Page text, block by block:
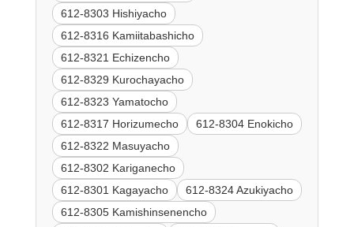
612-8303 Hishiyacho
612-8316 Kamiitabashicho
612-8321 Echizencho
612-8329 Kurochayacho
612-8323 Yamatocho
612-8317 Horizumecho
612-8304 Enokicho
612-8322 Masuyacho
612-8302 Kariganecho
612-8301 Kagayacho
612-8324 Azukiyacho
612-8305 Kamishinsenencho